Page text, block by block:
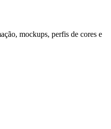
mockups, perfis de cores e